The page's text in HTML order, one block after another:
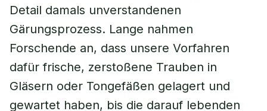
Detail damals unverstandenen
Gärungsprozess. Lange nahmen
Forschende an, dass unsere Vorfahren
dafür frische, zerstoßene Trauben in
Gläsern oder Tongefäßen gelagert und
gewartet haben, bis die darauf lebenden